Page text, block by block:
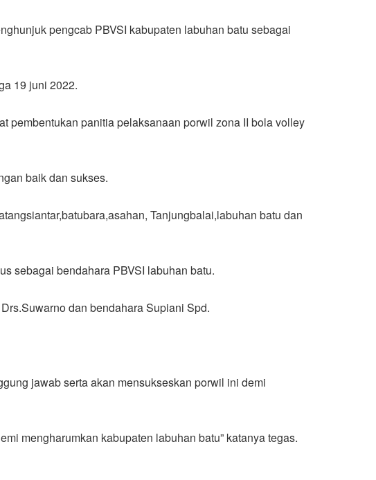
pengcab PBVSI kabupaten labuhan batu sebagai
19 juni 2022.
pembentukan panitia pelaksanaan porwil zona II bola volley
baik dan sukses.
Tanjungbalai,labuhan batu dan
sebagai bendahara PBVSI labuhan batu.
dan bendahara Supiani Spd.
jawab serta akan mensukseskan porwil ini demi
mengharumkan kabupaten labuhan batu” katanya tegas.